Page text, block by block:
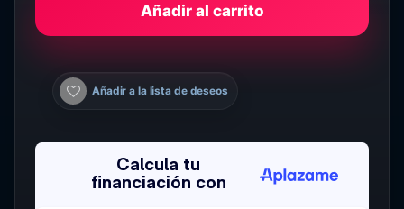
Añadir al carrito
Añadir a la lista de deseos